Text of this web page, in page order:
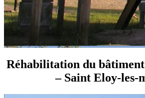
Réhabilitation du bâtiment
– Saint Eloy-les-